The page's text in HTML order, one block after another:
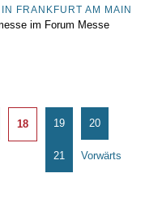
FRANKFURT AM MAIN
im Forum Messe
33
18 19 20
21 Vorwärts